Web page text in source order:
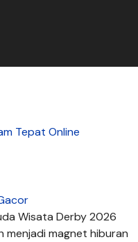
Tepat Online
Wisata Derby 2026
menjadi magnet hiburan